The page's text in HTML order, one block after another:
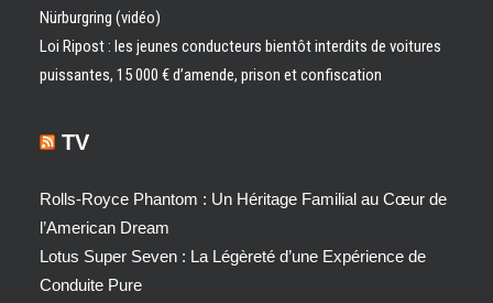
Nürburgring (vidéo)
Loi Ripost : les jeunes conducteurs bientôt interdits de voitures
puissantes, 15 000 € d’amende, prison et confiscation
TV
Rolls-Royce Phantom : Un Héritage Familial au Cœur de
l’American Dream
Lotus Super Seven : La Légèreté d’une Expérience de
Conduite Pure